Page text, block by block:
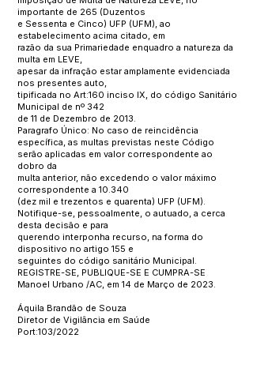
importante de 265 (Duzentos
e Sessenta e Cinco) UFP (UFM), ao
estabelecimento acima citado, em
razão da sua Primariedade enquadro a natureza da
multa em LEVE,
apesar da infração estar amplamente evidenciada
nos presentes auto,
tipificada no Art:160 inciso IX, do código Sanitário
Municipal de nº 342
de 11 de Dezembro de 2013.
Paragrafo Único: No caso de reincidência
específica, as multas previstas neste Código
serão aplicadas em valor correspondente ao
dobro da
multa anterior, não excedendo o valor máximo
correspondente a 10.340
(dez mil e trezentos e quarenta) UFP (UFM).
Notifique-se, pessoalmente, o autuado, a cerca
desta decisão e para
querendo interponha recurso, na forma do
dispositivo no artigo 155 e
seguintes do código sanitário Municipal.
REGISTRE-SE, PUBLIQUE-SE E CUMPRA-SE
Manoel Urbano /AC, em 14 de Março de 2023.
Áquila Brandão de Souza
Diretor de Vigilância em Saúde
Port:103/2022